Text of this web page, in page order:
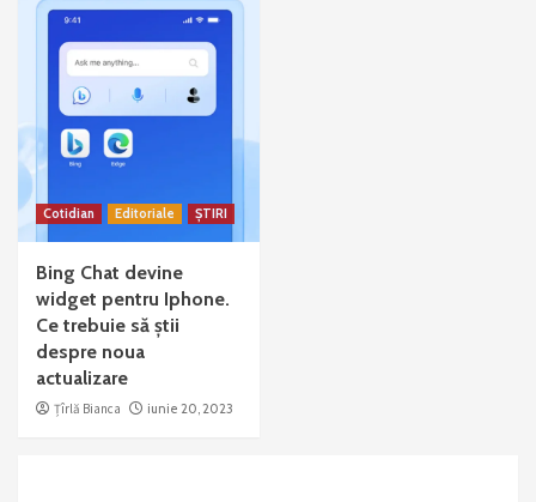
Cotidian Editoriale ȘTIRI
Bing Chat devine
widget pentru Iphone.
Ce trebuie să știi
despre noua
actualizare
Țîrlă Bianca iunie 20, 2023